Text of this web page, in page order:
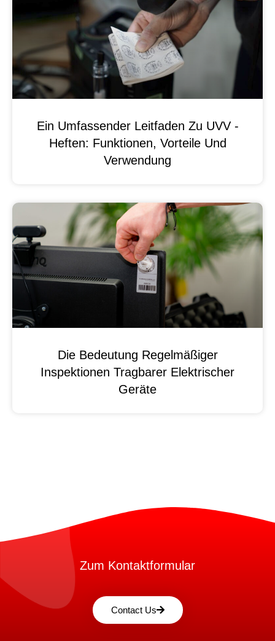
Ein Umfassender Leitfaden Zu UVV -
Heften: Funktionen, Vorteile Und
Verwendung
Die Bedeutung Regelmäßiger
Inspektionen Tragbarer Elektrischer
Geräte
Zum Kontaktformular
Contact Us